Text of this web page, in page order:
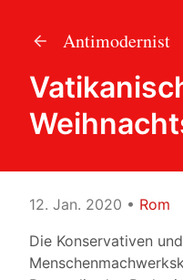
Antimodernist
12. Jan. 2020 • Rom
Die Konservativen